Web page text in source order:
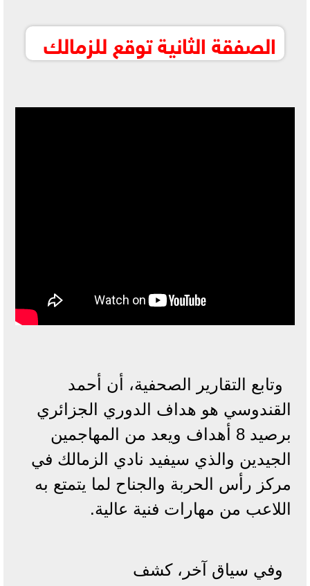
الصفقة الثانية توقع للزمالك
وتابع التقارير الصحفية، أن أحمد
القندوسي هو هداف الدوري الجزائري
برصيد 8 أهداف ويعد من المهاجمين
الجيدين والذي سيفيد نادي الزمالك في
مركز رأس الحربة والجناح لما يتمتع به
اللاعب من مهارات فنية عالية.
وفي سياق آخر، كشف